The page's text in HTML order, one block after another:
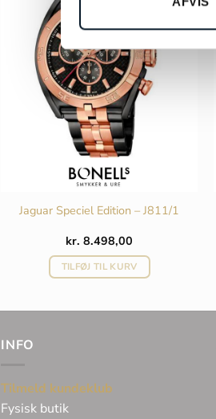
Jaguar Speciel Edition – J811/1
kr. 8.498,00
TILFØJ TIL KURV
INFO
Tilmeld kundeklub
Fysisk butik